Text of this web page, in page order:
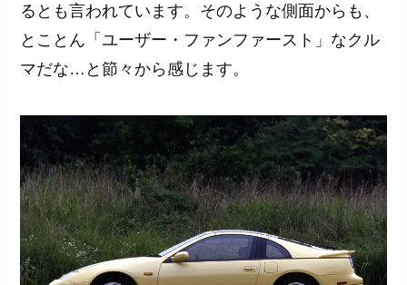
るとも言われています。そのような側面からも、
とことん「ユーザー・ファンファースト」なクル
マだな…と節々から感じます。